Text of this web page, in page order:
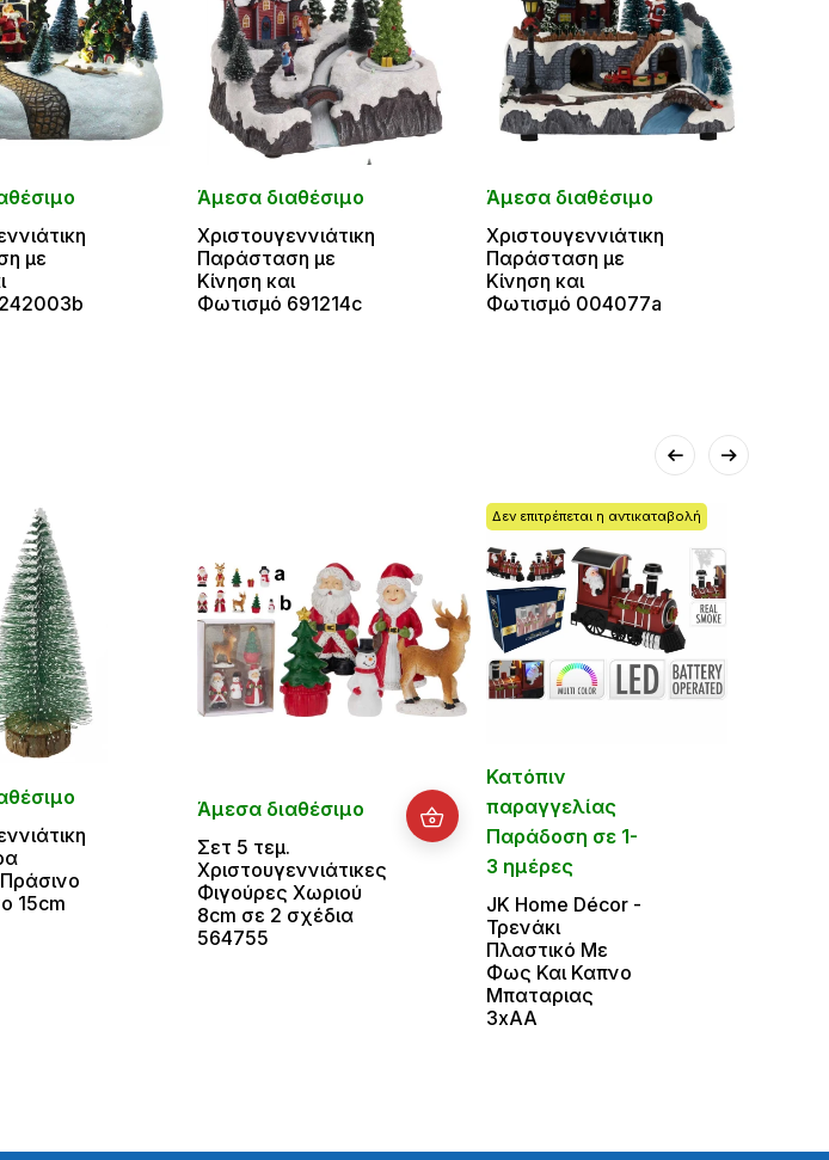
με
Άμεσα διαθέσιμο
Χριστουγεννιάτικη
Παράσταση με
Κίνηση και
Φωτισμό 691214c
Άμεσα διαθέσιμο
Χριστουγεννιάτικη
Παράσταση με
Κίνηση και
Φωτισμό 004077a
15cm
Άμεσα διαθέσιμο
Σετ 5 τεμ.
Χριστουγεννιάτικες
Φιγούρες Χωριού
8cm σε 2 σχέδια
564755
Δεν επιτρέπεται η αντικαταβολή
Κατόπιν
παραγγελίας
Παράδοση σε 1-
3 ημέρες
JΚ Home Décor -
Τρενάκι
Πλαστικό Με
Φως Και Καπνο
Μπαταριας
3xAA